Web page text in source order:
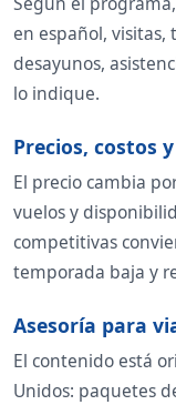
en español,
desayunos,
lo indique.
Precios, costos
El precio cambia
vuelos y
competitivas
temporada baja y
Asesoría para
El contenido está
Unidos: paquetes